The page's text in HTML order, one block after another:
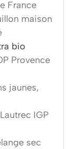
France
maison
bio
Provence
jaunes,
IGP
sec